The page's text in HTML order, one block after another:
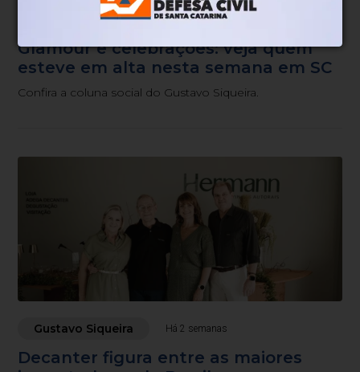
Gustavo Siqueira Há 1 semana
Glamour e celebrações: veja quem
esteve em alta nesta semana em SC
Confira a coluna social do Gustavo Siqueira.
Gustavo Siqueira Há 2 semanas
Decanter figura entre as maiores